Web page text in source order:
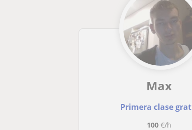
Max
Primera clase
100€/h